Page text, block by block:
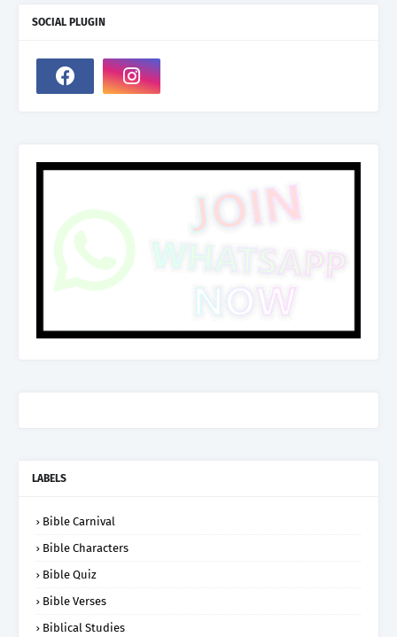
SOCIAL PLUGIN
LABELS
Bible Carnival
Bible Characters
Bible Quiz
Bible Verses
Biblical Studies